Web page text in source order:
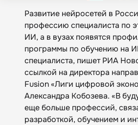
Развитие нейросетей в
профессию специалиста по
ИИ, а в вузах появятся
программы по обучению на
специалиста, пишет РИА
ссылкой на директора
Fusion «Лиги цифровой
Александра Кобозева. «В
еще больше профессий,
разработкой, обучением и